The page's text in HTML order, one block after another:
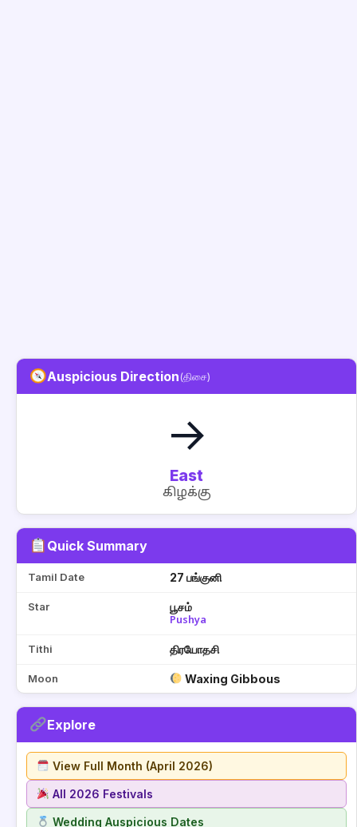
Auspicious Direction(திசை)
→
East
கிழக்கு
Quick Summary
Tamil Date 27 பங்குனி
Star பூசம்
Pushya
Tithi திரயோதசி
Moon Waxing Gibbous
Explore
View Full Month (April 2026)
All 2026 Festivals
Wedding Auspicious Dates